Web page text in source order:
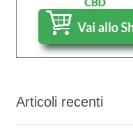
Articoli recenti